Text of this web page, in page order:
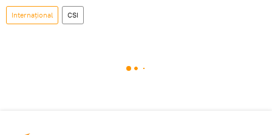
Internaţional CSI